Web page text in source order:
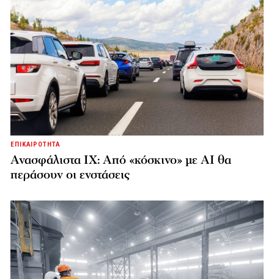
ΕΠΙΚΑΙΡΟΤΗΤΑ
Ανασφάλιστα ΙΧ: Από «κόσκινο» με AI θα
περάσουν οι ενστάσεις